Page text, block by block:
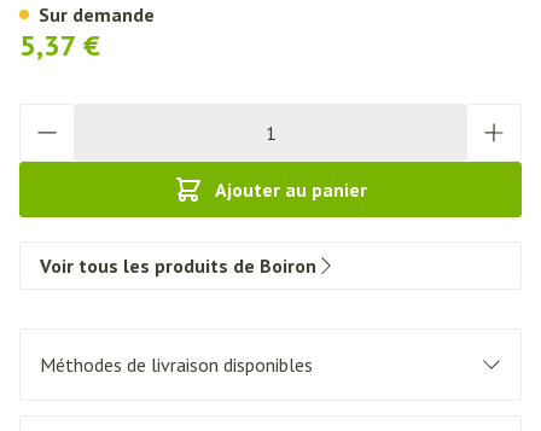
5,37 €
Ajouter au panier
Sur demande
Voir tous les produits de Boiron
Méthodes de livraison disponibles